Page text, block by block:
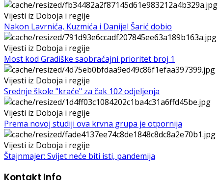
Vijesti iz Doboja i regije
Nakon Lavrnića, Kuzmića i Danijel Šarić dobio
Vijesti iz Doboja i regije
Most kod Gradiške saobraćajni prioritet broj 1
Vijesti iz Doboja i regije
Srednje škole "kraće" za čak 102 odjeljenja
Vijesti iz Doboja i regije
Prema novoj studiji ova krvna grupa je otpornija
Vijesti iz Doboja i regije
Štajnmajer: Svijet neće biti isti, pandemija